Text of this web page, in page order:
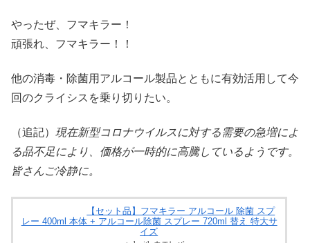
やったぜ、フマキラー！
頑張れ、フマキラー！！
他の消毒・除菌用アルコール製品とともに有効活用して今
回のクライシスを乗り切りたい。
（追記） 現在新型コロナウイルスに対する需要の急増によ
る品不足により、価格が一時的に高騰しているようです。
皆さんご冷静に。
【セット品】フマキラー アルコール 除菌 スプ
レー 400ml 本体 + アルコール除菌 スプレー 720ml 替え 特大サ
イズ